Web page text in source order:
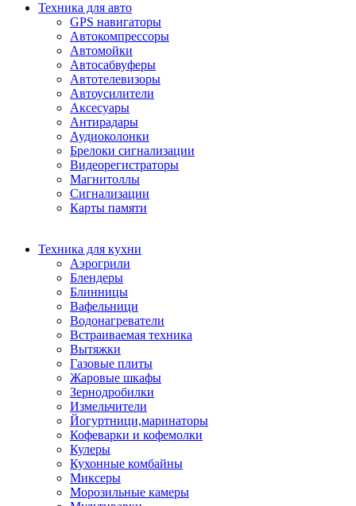
Техника для авто
GPS навигаторы
Автокомпрессоры
Автомойки
Автосабвуферы
Автотелевизоры
Автоусилители
Аксесуары
Антирадары
Аудиоколонки
Брелоки сигнализации
Видеорегистраторы
Магнитоллы
Сигнализации
Карты памяти
Техника для кухни
Аэрогрили
Блендеры
Блинницы
Вафельници
Водонагреватели
Встраиваемая техника
Вытяжки
Газовые плиты
Жаровые шкафы
Зернодробилки
Измельчители
Йогуртници,маринаторы
Кофеварки и кофемолки
Кулеры
Кухонные комбайны
Миксеры
Морозильные камеры